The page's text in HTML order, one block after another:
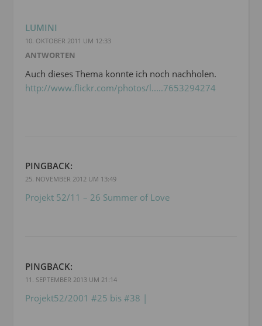
LUMINI
10. OKTOBER 2011 UM 12:33
ANTWORTEN
Auch dieses Thema konnte ich noch nachholen.
http://www.flickr.com/photos/l.....7653294274
PINGBACK:
25. NOVEMBER 2012 UM 13:49
Projekt 52/11 – 26 Summer of Love
PINGBACK:
11. SEPTEMBER 2013 UM 21:14
Projekt52/2001 #25 bis #38 |